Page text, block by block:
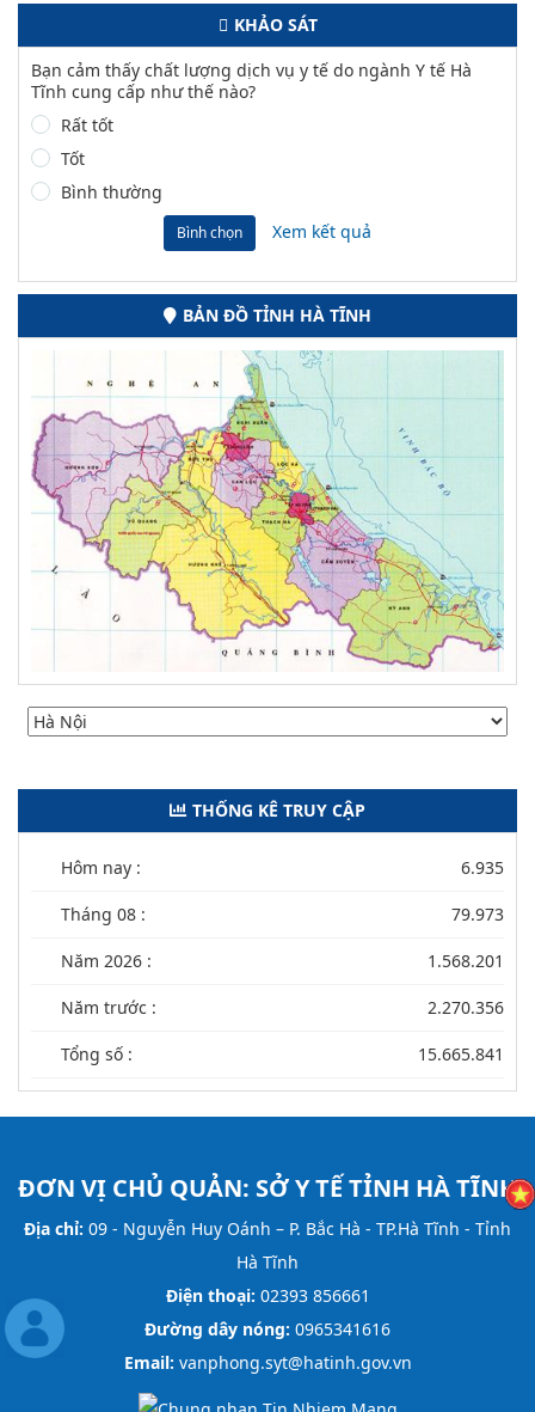
KHẢO SÁT
Bạn cảm thấy chất lượng dịch vụ y tế do ngành Y tế Hà
Tĩnh cung cấp như thế nào?
Rất tốt
Tốt
Bình thường
Bình chọn Xem kết quả
BẢN ĐỒ TỈNH HÀ TĨNH
THỐNG KÊ TRUY CẬP
Hôm nay : 6.935
Tháng 08 : 79.973
Năm 2026 : 1.568.201
Năm trước : 2.270.356
Tổng số : 15.665.841
ĐƠN VỊ CHỦ QUẢN: SỞ Y TẾ TỈNH HÀ TĨNH
Địa chỉ: 09 - Nguyễn Huy Oánh – P. Bắc Hà - TP.Hà Tĩnh - Tỉnh
Hà Tĩnh
Điện thoại: 02393 856661
Đường dây nóng: 0965341616
Email: vanphong.syt@hatinh.gov.vn